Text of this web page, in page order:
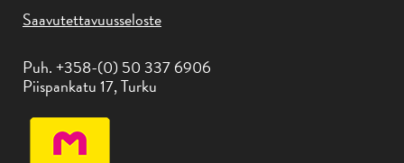
Saavutettavuusseloste
Puh. +358-(0) 50 337 6906
Piispankatu 17, Turku